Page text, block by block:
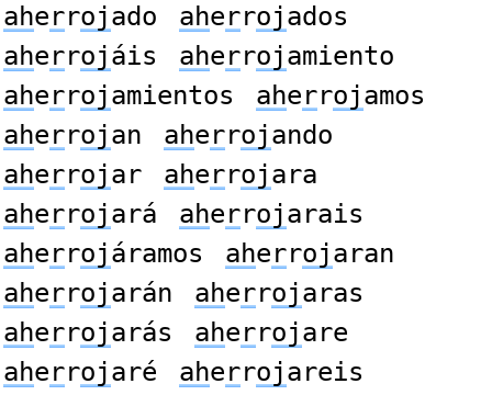
aherrojado aherrojados
aherrojáis aherrojamiento
aherrojamientos aherrojamos
aherrojan aherrojando
aherrojar aherrojara
aherrojará aherrojarais
aherrojáramos aherrojaran
aherrojarán aherrojaras
aherrojarás aherrojare
aherrojaré aherrojareis